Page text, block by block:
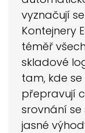
vyznačují
Kontejnery
téměř
skladové
tam, kde
přepravují
srovnání
jasné